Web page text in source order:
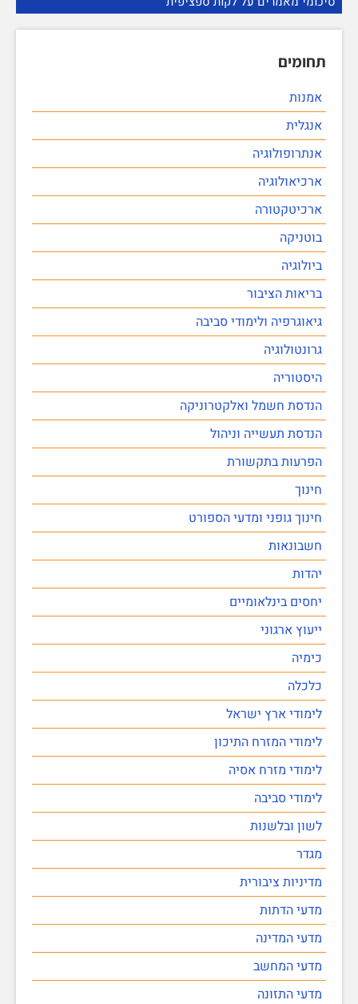
תחומים
אמנות
אנגלית
אנתרופולוגיה
ארכיאולוגיה
ארכיטקטורה
בוטניקה
ביולוגיה
בריאות הציבור
גיאוגרפיה ולימודי סביבה
גרונטולוגיה
היסטוריה
הנדסת חשמל ואלקטרוניקה
הנדסת תעשייה וניהול
הפרעות בתקשורת
חינוך
חינוך גופני ומדעי הספורט
חשבונאות
יהדות
יחסים בינלאומיים
ייעוץ ארגוני
כימיה
כלכלה
לימודי ארץ ישראל
לימודי המזרח התיכון
לימודי מזרח אסיה
לימודי סביבה
לשון ובלשנות
מגדר
מדיניות ציבורית
מדעי הדתות
מדעי המדינה
מדעי המחשב
מדעי התזונה